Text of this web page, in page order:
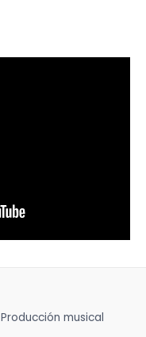
musical